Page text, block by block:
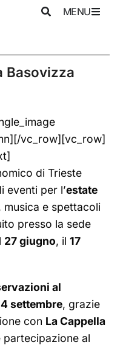
MENU
Basovizza
vc_row][vc_row]
di Trieste
eventi per l’estate
musica e spettacoli
presso la sede
27 giugno, il17
al
settembre, grazie
con La Cappella
partecipazione al